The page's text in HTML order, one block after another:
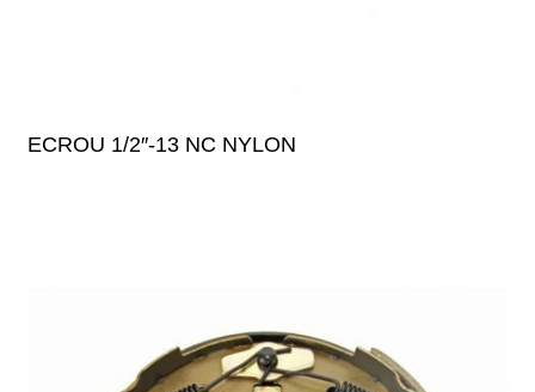
ECROU 1/2″-13 NC NYLON